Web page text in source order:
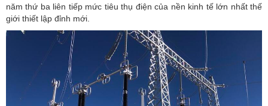
năm thứ ba liên tiếp mức tiêu thụ điện của nền kinh tế lớn nhất thế
giới thiết lập đỉnh mới.